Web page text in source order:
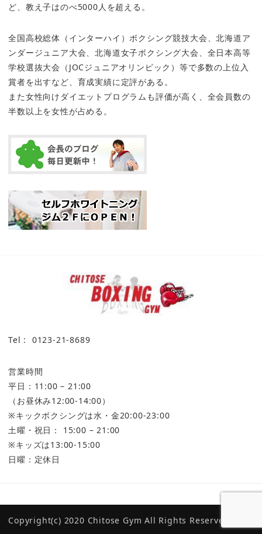
ど、教え子はのべ5000人を超える。
全国高校総体（インターハイ）ボクシング競技大会、北海道ア
ンダージュニア大会、北海道女子ボクシング大会、全日本高等
学校選抜大会（JOCジュニアオリンピック）等で多数の上位入
賞者を出すなど、育成実績に定評がある。
また女性向けダイエットプログラムも評価が高く、全会員数の
半数以上を女性が占める。
Tel : 0123-21-8689
営業時間
平日：11:00 – 21:00
（お昼休み12:00-14:00）
※キックボクシングは水・金20:00-23:00
土曜・祝日： 15:00 – 21:00
※キッズは13:00-15:00
日曜：定休日
CKBC（千歳キックボクシング クラブ） マス・ボ
Copyright(c) 2020 Chitose Gym All Rights Reserved.